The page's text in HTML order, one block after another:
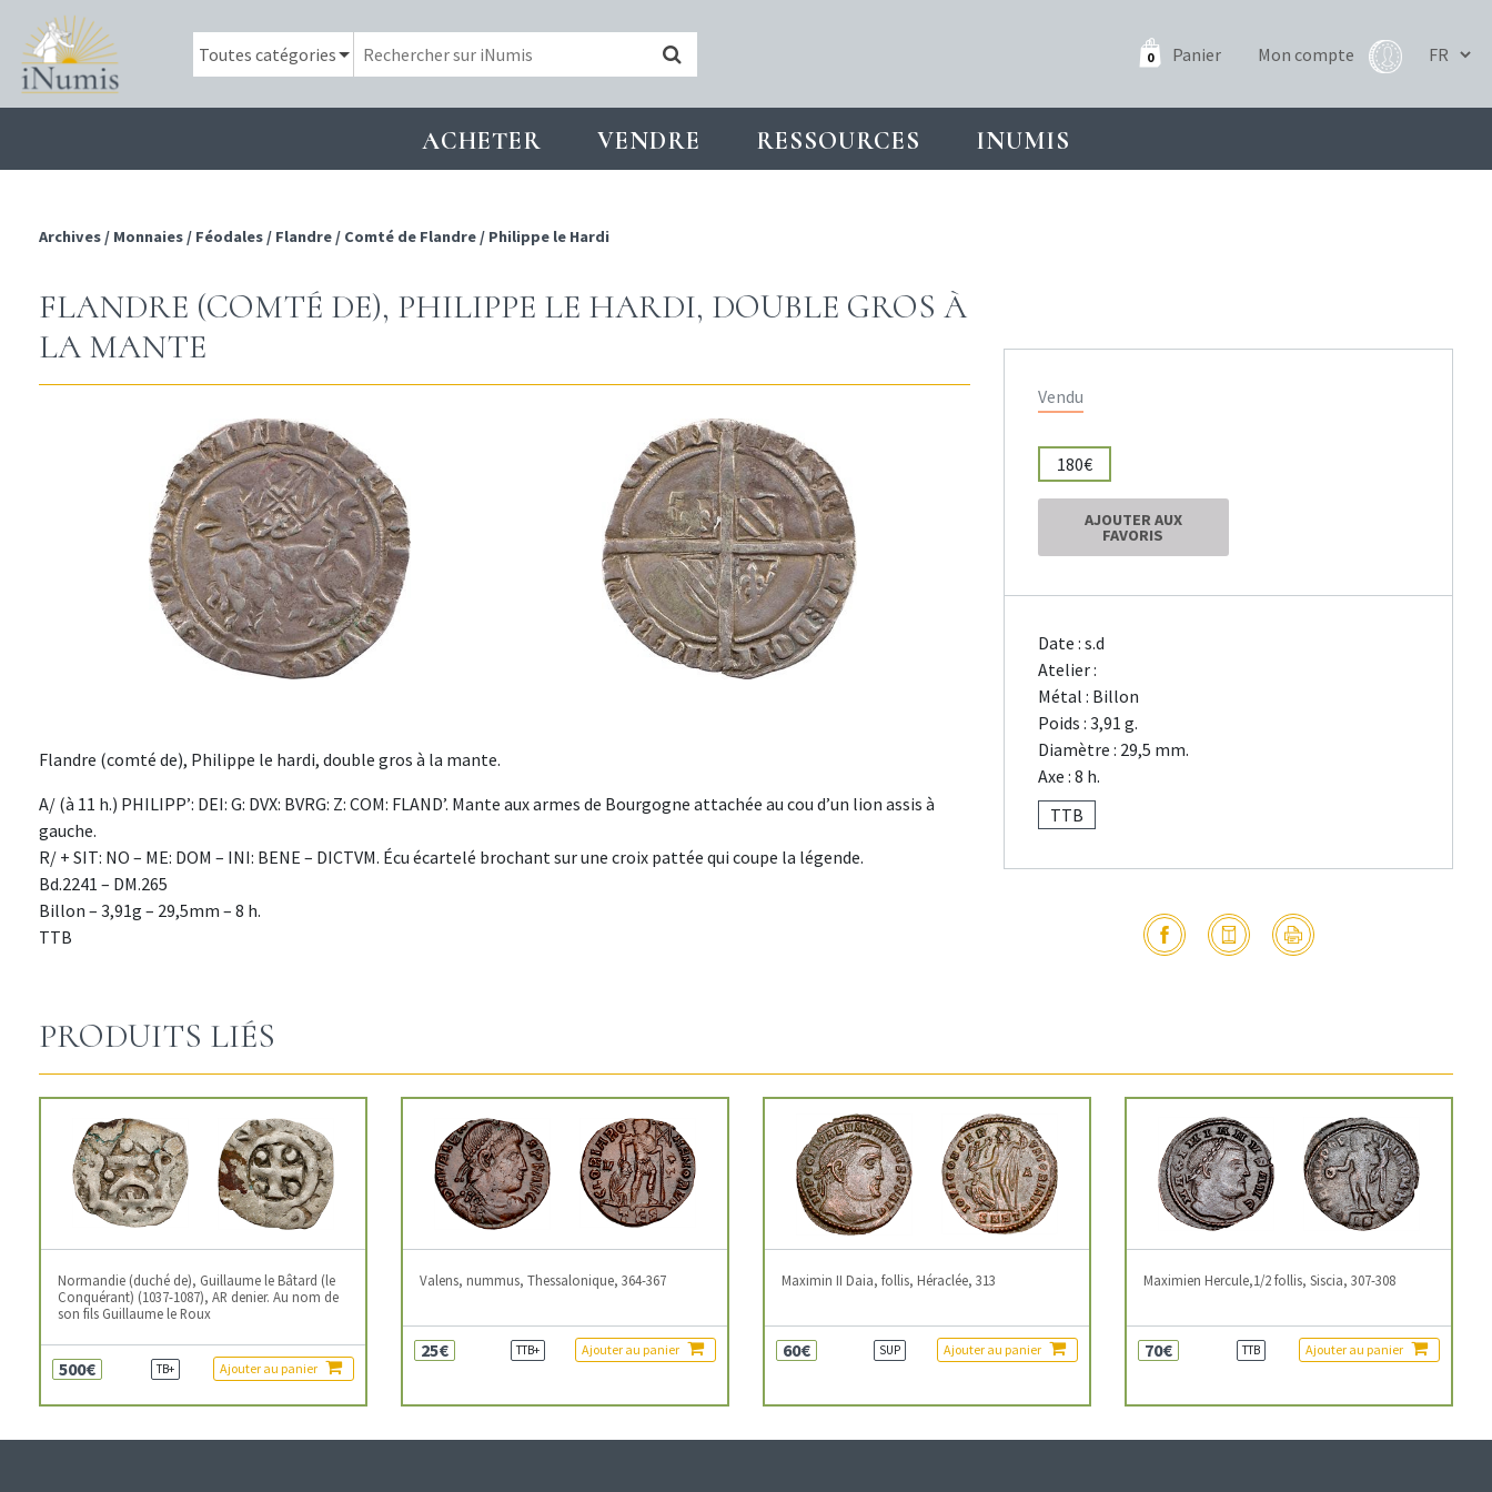
0 Panier Mon compte
ACHETER VENDRE RESSOURCES INUMIS
Archives / Monnaies / Féodales / Flandre / Comté de Flandre / Philippe le Hardi
FLANDRE (COMTÉ DE), PHILIPPE LE HARDI, DOUBLE GROS À
LA MANTE
Flandre (comté de), Philippe le hardi, double gros à la mante.
A/ (à 11 h.) PHILIPP’: DEI: G: DVX: BVRG: Z: COM: FLAND’. Mante aux armes de Bourgogne attachée au cou d’un lion assis à
gauche.
R/ + SIT: NO – ME: DOM – INI: BENE – DICTVM. Écu écartelé brochant sur une croix pattée qui coupe la légende.
Bd.2241 – DM.265
Billon – 3,91g – 29,5mm – 8 h.
TTB
Vendu
180€
AJOUTER AUX
FAVORIS
Date : s.d
Atelier :
Métal : Billon
Poids : 3,91 g.
Diamètre : 29,5 mm.
Axe : 8 h.
TTB
PRODUITS LIÉS
Normandie (duché de), Guillaume le Bâtard (le
Conquérant) (1037-1087), AR denier. Au nom de
son fils Guillaume le Roux
500€ TB+ Ajouter au panier
Valens, nummus, Thessalonique, 364-367
25€ TTB+ Ajouter au panier
Maximin II Daia, follis, Héraclée, 313
60€ SUP Ajouter au panier
Maximien Hercule,1/2 follis, Siscia, 307-308
70€ TTB Ajouter au panier